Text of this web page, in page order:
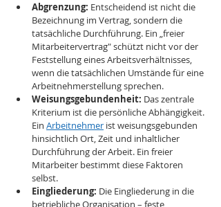
Abgrenzung: Entscheidend ist nicht die
Bezeichnung im Vertrag, sondern die
tatsächliche Durchführung. Ein „freier
Mitarbeitervertrag" schützt nicht vor der
Feststellung eines Arbeitsverhältnisses,
wenn die tatsächlichen Umstände für eine
Arbeitnehmerstellung sprechen.
Weisungsgebundenheit: Das zentrale
Kriterium ist die persönliche Abhängigkeit.
Ein Arbeitnehmer ist weisungsgebunden
hinsichtlich Ort, Zeit und inhaltlicher
Durchführung der Arbeit. Ein freier
Mitarbeiter bestimmt diese Faktoren
selbst.
Eingliederung: Die Eingliederung in die
betriebliche Organisation – feste